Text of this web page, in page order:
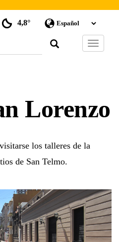
4,8°
Barra
de
Lorenzo
los talleres de la
de San Telmo.